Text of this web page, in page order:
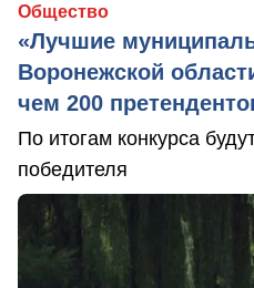
Общество
«Лучшие
Воронежской
чем 200
По итогам конкурса
победителя